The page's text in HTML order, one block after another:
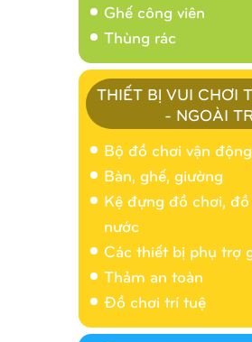
Ghế công viên
Thùng rác
THIẾT BỊ VUI CHƠI
- NGOÀI
Bộ đồ chơi vận
Bàn, ghế, giường
Kệ đựng đồ chơi,
nước
Các thiết bị phụ trợ
Thảm an toàn
Đồ chơi trí tuệ